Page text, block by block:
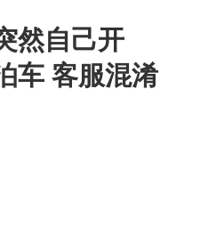
然自己开
车 客服混淆